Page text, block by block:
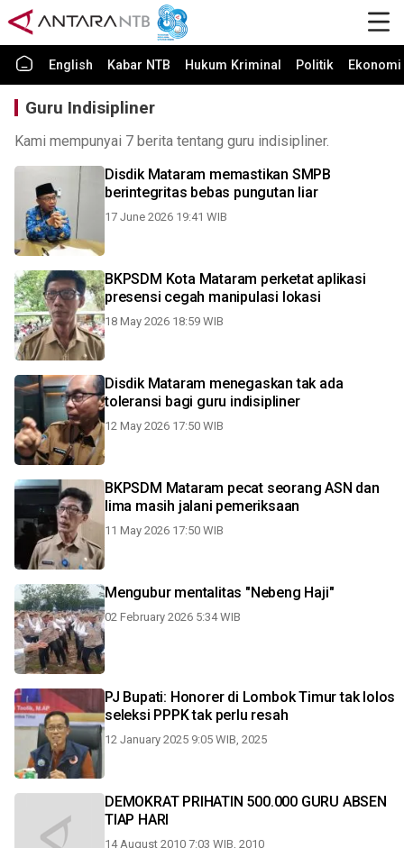
English Kabar NTB Hukum Kriminal Politik
Guru Indisipliner
Kami mempunyai 7 berita tentang guru indisipliner.
Disdik Mataram memastikan SMPB
berintegritas bebas pungutan liar
17 June 2026 19:41 WIB
BKPSDM Kota Mataram perketat aplikasi
presensi cegah manipulasi lokasi
18 May 2026 18:59 WIB
Disdik Mataram menegaskan tak ada
toleransi bagi guru indisipliner
12 May 2026 17:50 WIB
BKPSDM Mataram pecat seorang ASN dan
lima masih jalani pemeriksaan
11 May 2026 17:50 WIB
Mengubur mentalitas "Nebeng Haji"
02 February 2026 5:34 WIB
PJ Bupati: Honorer di Lombok Timur tak lolos
seleksi PPPK tak perlu resah
12 January 2025 9:05 WIB, 2025
DEMOKRAT PRIHATIN 500.000 GURU ABSEN
TIAP HARI
14 August 2010 7:03 WIB, 2010